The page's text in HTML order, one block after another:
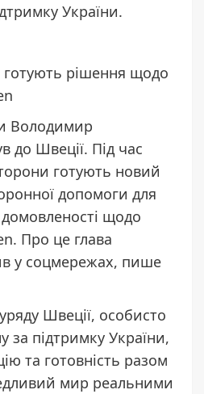
України.
готують рішення щодо
Володимир
до Швеції. Під час
готують новий
допомоги для
щодо
Про це глава
у соцмережах, пише
Швеції, особисто
за підтримку України,
та готовність разом
мир реальними